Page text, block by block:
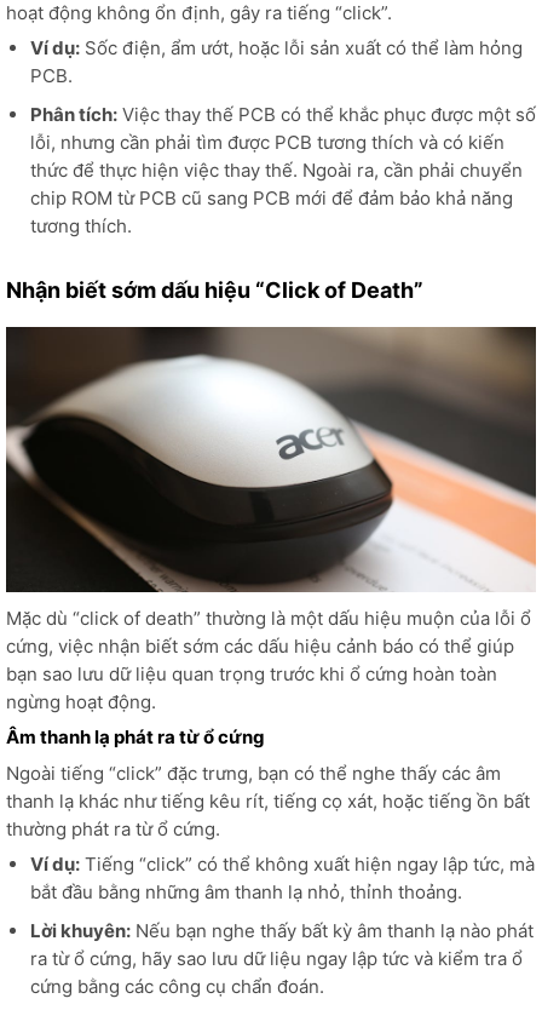
hoạt động không ổn định, gây ra tiếng “click”.
Ví dụ:Sốc điện, ẩm ướt, hoặc lỗi sản xuất có thể làm hỏng
PCB.
Phân tích:Việc thay thế PCB có thể khắc phục được một số
lỗi, nhưng cần phải tìm được PCB tương thích và có kiến
thức để thực hiện việc thay thế. Ngoài ra, cần phải chuyển
chip ROM từ PCB cũ sang PCB mới để đảm bảo khả năng
tương thích.
Nhận biết sớm dấu hiệu “Click of Death”
Mặc dù “click of death” thường là một dấu hiệu muộn của lỗi ổ
cứng, việc nhận biết sớm các dấu hiệu cảnh báo có thể giúp
bạn sao lưu dữ liệu quan trọng trước khi ổ cứng hoàn toàn
ngừng hoạt động.
Âm thanh lạ phát ra từ ổ cứng
Ngoài tiếng “click” đặc trưng, bạn có thể nghe thấy các âm
thanh lạ khác như tiếng kêu rít, tiếng cọ xát, hoặc tiếng ồn bất
thường phát ra từ ổ cứng.
Ví dụ:Tiếng “click” có thể không xuất hiện ngay lập tức, mà
bắt đầu bằng những âm thanh lạ nhỏ, thỉnh thoảng.
Lời khuyên:Nếu bạn nghe thấy bất kỳ âm thanh lạ nào phát
ra từ ổ cứng, hãy sao lưu dữ liệu ngay lập tức và kiểm tra ổ
cứng bằng các công cụ chẩn đoán.